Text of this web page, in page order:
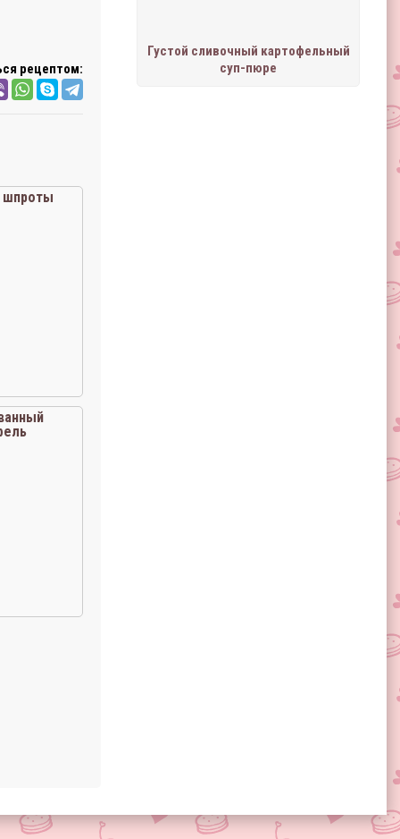
Густой сливочный картофельный
суп-пюре
рецептом: